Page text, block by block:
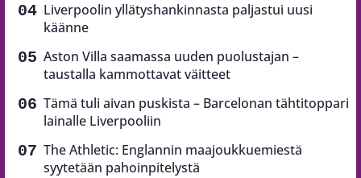
Liverpoolin yllätyshankinnasta paljastui uusi
käänne
Aston Villa saamassa uuden puolustajan –
taustalla kammottavat väitteet
Tämä tuli aivan puskista – Barcelonan tähtitoppari
lainalle Liverpooliin
The Athletic: Englannin maajoukkuemiestä
syytetään pahoinpitelystä